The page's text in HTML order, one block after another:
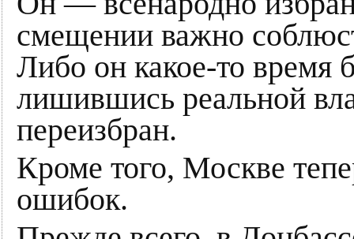
смещении важно
Либо он какое-то время
лишившись реальной
переизбран.
Кроме того, Москве
ошибок.